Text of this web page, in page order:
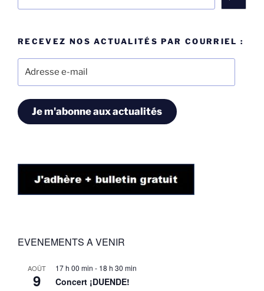
RECEVEZ NOS ACTUALITÉS PAR COURRIEL :
Je m'abonne aux actualités
EVENEMENTS A VENIR
AOÛT
9
17 h 00 min - 18 h 30 min
Concert ¡DUENDE!